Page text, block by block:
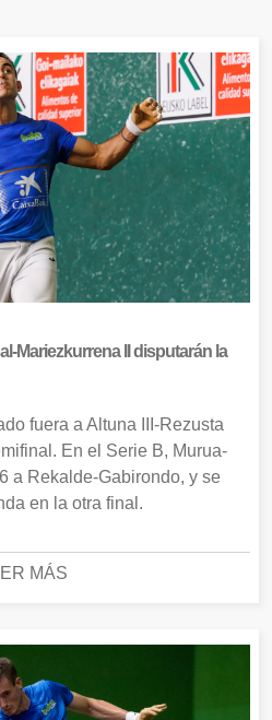
Mariezkurrena II disputarán la
fuera a Altuna III-Rezusta
En el Serie B, Murua-
a Rekalde-Gabirondo, y se
en la otra final.
MÁS